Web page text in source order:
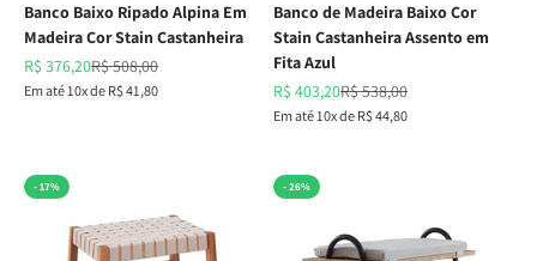
Banco Baixo Ripado Alpina Em
Madeira Cor Stain Castanheira
Preço promocional
R$ 376,20Preço normal
R$ 508,00
Em até 10x de R$ 41,80
Banco de Madeira Baixo Cor
Stain Castanheira Assento em
Fita Azul
Preço promocional
R$ 403,20Preço normal
R$ 538,00
Em até 10x de R$ 44,80
- 17% - 26%